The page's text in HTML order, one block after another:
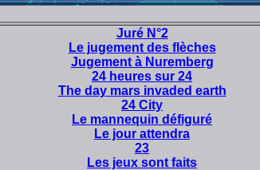
Juré N°2
Le jugement des flèches
Jugement à Nuremberg
24 heures sur 24
The day mars invaded earth
24 City
Le mannequin défiguré
Le jour attendra
23
Les jeux sont faits